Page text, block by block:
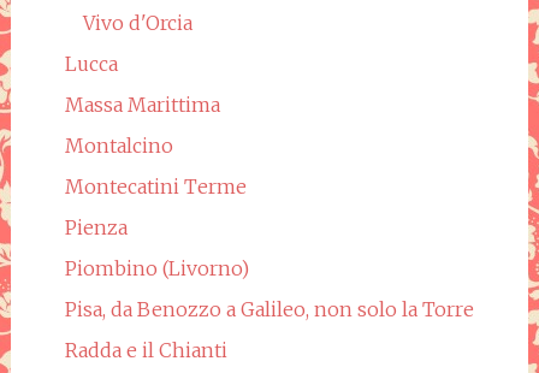
Vivo d'Orcia
Lucca
Massa Marittima
Montalcino
Montecatini Terme
Pienza
Piombino (Livorno)
Pisa, da Benozzo a Galileo, non solo la Torre
Radda e il Chianti